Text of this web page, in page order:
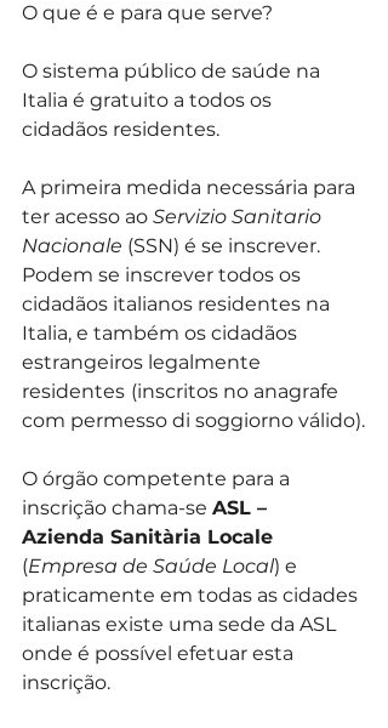
O que é e para que serve?
O sistema público de saúde na
Italia é gratuito a todos os
cidadãos residentes.
A primeira medida necessária para
ter acesso ao Servizio Sanitario
Nacionale (SSN) é se inscrever.
Podem se inscrever todos os
cidadãos italianos residentes na
Italia, e também os cidadãos
estrangeiros legalmente
residentes (inscritos no anagrafe
com permesso di soggiorno válido).
O órgão competente para a
inscrição chama-se ASL –
Azienda Sanitària Locale
(Empresa de Saúde Local) e
praticamente em todas as cidades
italianas existe uma sede da ASL
onde é possível efetuar esta
inscrição.